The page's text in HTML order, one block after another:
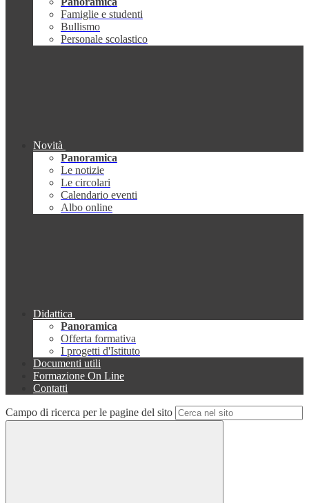
Famiglie e studenti
Bullismo
Personale scolastico
Novità
Panoramica
Le notizie
Le circolari
Calendario eventi
Albo online
Didattica
Panoramica
Offerta formativa
I progetti d'Istituto
Documenti utili
Formazione On Line
Contatti
Campo di ricerca per le pagine del sito